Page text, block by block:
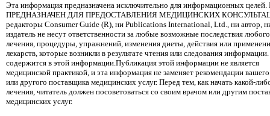
Эта информация предназначена исключительно для информационных
ПРЕДНАЗНАЧЕН ДЛЯ ПРЕДОСТАВЛЕНИЯ МЕДИЦИНСКИХ
редакторы Consumer Guide (R), ни Publications International, Ltd., ни автор,
издатель не несут ответственности за любые возможные последствия любого
лечения, процедуры, упражнений, изменения диеты, действия или
лекарств, которые возникли в результате чтения или следования информации.
содержится в этой информации.Публикация этой информации не является
медицинской практикой, и эта информация не заменяет рекомендации вашего
или другого поставщика медицинских услуг. Перед тем, как начать какой-
лечения, читатель должен посоветоваться со своим врачом или другим
медицинских услуг.